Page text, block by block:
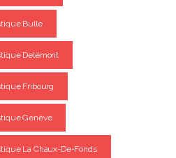
Bulle
Delémont
Fribourg
Genève
La Chaux-De-Fonds